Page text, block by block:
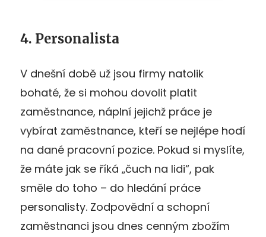
4. Personalista
V dnešní době už jsou firmy natolik
bohaté, že si mohou dovolit platit
zaměstnance, náplní jejichž práce je
vybírat zaměstnance, kteří se nejlépe hodí
na dané pracovní pozice. Pokud si myslíte,
že máte jak se říká „čuch na lidi“, pak
směle do toho – do hledání práce
personalisty. Zodpovědní a schopní
zaměstnanci jsou dnes cenným zbožím